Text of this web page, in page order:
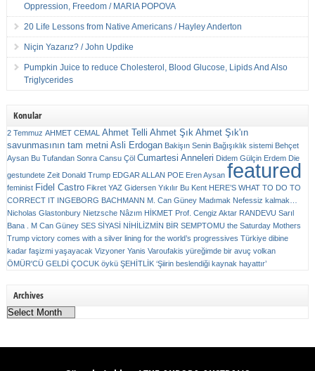
Oppression, Freedom / MARIA POPOVA
20 Life Lessons from Native Americans / Hayley Anderton
Niçin Yazarız? / John Updike
Pumpkin Juice to reduce Cholesterol, Blood Glucose, Lipids And Also
Triglycerides
Konular
2 Temmuz AHMET CEMAL Ahmet Telli Ahmet Şık Ahmet Şık'ın
savunmasının tam metni Asli Erdogan Bakişın Senin Bağışıklık sistemi Behçet
Aysan Bu Tufandan Sonra Cansu Çöl Cumartesi Anneleri Didem Gülçin Erdem Die
gestundete Zeit Donald Trump EDGAR ALLAN POE Eren Aysan featured
feminist Fidel Castro Fikret YAZ Gidersen Yıkılır Bu Kent HERE’S WHAT TO DO TO
CORRECT IT INGEBORG BACHMANN M. Can Güney Madımak Nefessiz kalmak…
Nicholas Glastonbury Nietzsche Nâzım HİKMET Prof. Cengiz Aktar RANDEVU Sarıl
Bana . M Can Güney SES SİYASİ NİHİLİZMİN BİR SEMPTOMU the Saturday Mothers
Trump victory comes with a silver lining for the world’s progressives Türkiye dibine
kadar faşizmi yaşayacak Vizyoner Yanis Varoufakis yüreğimde bir avuç volkan
ÖMÜR'CÜ GELDİ ÇOCUK öykü ŞEHİTLİK ‘Şiirin beslendiği kaynak hayattır’
Archives
Archives